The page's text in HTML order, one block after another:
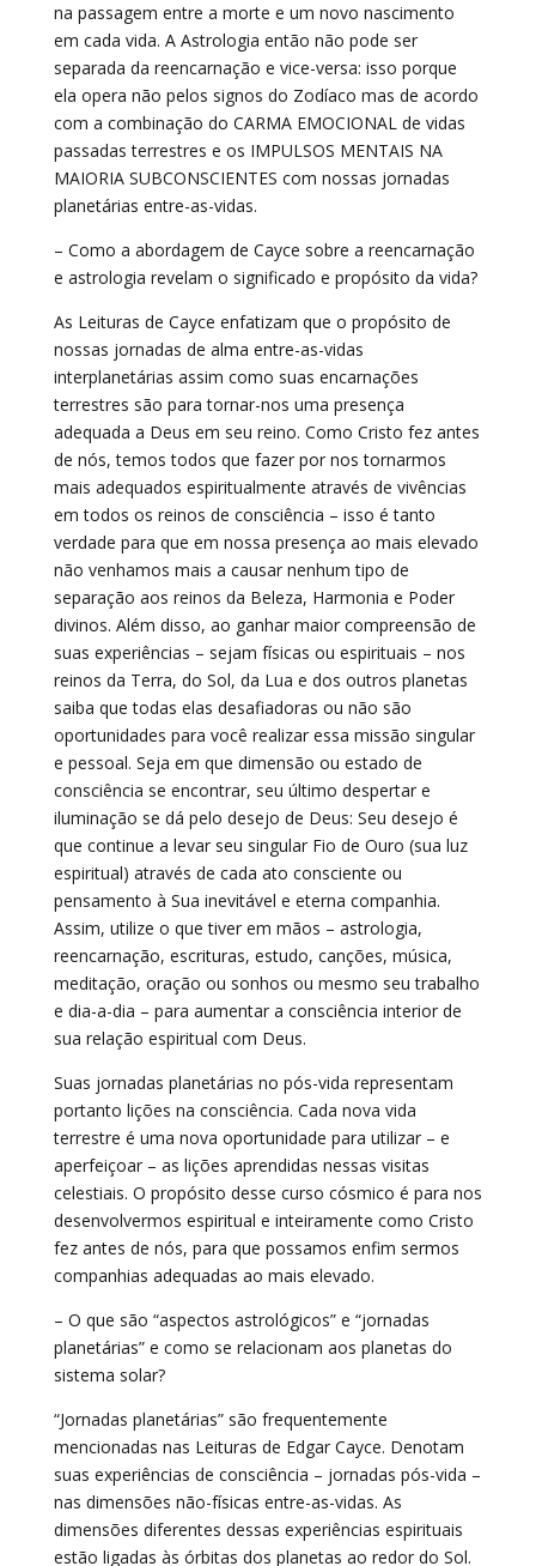
na passagem entre a morte e um novo nascimento
em cada vida. A Astrologia então não pode ser
separada da reencarnação e vice-versa: isso porque
ela opera não pelos signos do Zodíaco mas de acordo
com a combinação do CARMA EMOCIONAL de vidas
passadas terrestres e os IMPULSOS MENTAIS NA
MAIORIA SUBCONSCIENTES com nossas jornadas
planetárias entre-as-vidas.
– Como a abordagem de Cayce sobre a reencarnação
e astrologia revelam o significado e propósito da vida?
As Leituras de Cayce enfatizam que o propósito de
nossas jornadas de alma entre-as-vidas
interplanetárias assim como suas encarnações
terrestres são para tornar-nos uma presença
adequada a Deus em seu reino. Como Cristo fez antes
de nós, temos todos que fazer por nos tornarmos
mais adequados espiritualmente através de vivências
em todos os reinos de consciência – isso é tanto
verdade para que em nossa presença ao mais elevado
não venhamos mais a causar nenhum tipo de
separação aos reinos da Beleza, Harmonia e Poder
divinos. Além disso, ao ganhar maior compreensão de
suas experiências – sejam físicas ou espirituais – nos
reinos da Terra, do Sol, da Lua e dos outros planetas
saiba que todas elas desafiadoras ou não são
oportunidades para você realizar essa missão singular
e pessoal. Seja em que dimensão ou estado de
consciência se encontrar, seu último despertar e
iluminação se dá pelo desejo de Deus: Seu desejo é
que continue a levar seu singular Fio de Ouro (sua luz
espiritual) através de cada ato consciente ou
pensamento à Sua inevitável e eterna companhia.
Assim, utilize o que tiver em mãos – astrologia,
reencarnação, escrituras, estudo, canções, música,
meditação, oração ou sonhos ou mesmo seu trabalho
e dia-a-dia – para aumentar a consciência interior de
sua relação espiritual com Deus.
Suas jornadas planetárias no pós-vida representam
portanto lições na consciência. Cada nova vida
terrestre é uma nova oportunidade para utilizar – e
aperfeiçoar – as lições aprendidas nessas visitas
celestiais. O propósito desse curso cósmico é para nos
desenvolvermos espiritual e inteiramente como Cristo
fez antes de nós, para que possamos enfim sermos
companhias adequadas ao mais elevado.
– O que são “aspectos astrológicos” e “jornadas
planetárias” e como se relacionam aos planetas do
sistema solar?
“Jornadas planetárias” são frequentemente
mencionadas nas Leituras de Edgar Cayce. Denotam
suas experiências de consciência – jornadas pós-vida –
nas dimensões não-físicas entre-as-vidas. As
dimensões diferentes dessas experiências espirituais
estão ligadas às órbitas dos planetas ao redor do Sol.